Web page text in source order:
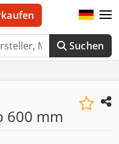
Suchen
600 mm